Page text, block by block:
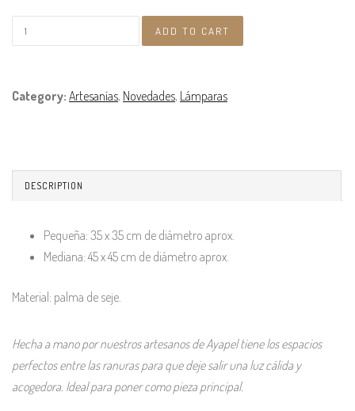
Category: Artesanías, Novedades, Lámparas
DESCRIPTION
Pequeña: 35 x 35 cm de diámetro aprox.
Mediana: 45 x 45 cm de diámetro aprox.
Material: palma de seje.
Hecha a mano por nuestros artesanos de Ayapel tiene los espacios
perfectos entre las ranuras para que deje salir una luz cálida y
acogedora. Ideal para poner como pieza principal.